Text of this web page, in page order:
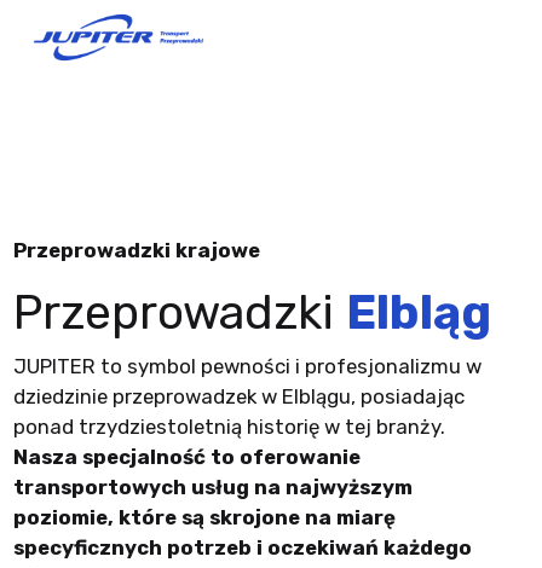
Przeprowadzki krajowe
Przeprowadzki Elbląg
JUPITER to symbol pewności i profesjonalizmu w
dziedzinie przeprowadzek w Elblągu, posiadając
ponad trzydziestoletnią historię w tej branży.
Nasza specjalność to oferowanie
transportowych usług na najwyższym
poziomie, które są skrojone na miarę
specyficznych potrzeb i oczekiwań każdego